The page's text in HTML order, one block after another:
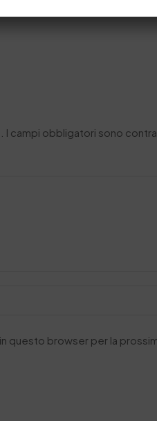
I campi obbligatori sono
questo browser per la